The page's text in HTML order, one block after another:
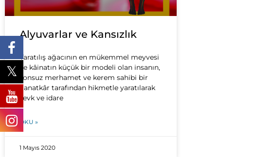
Alyuvarlar ve Kansızlık
Yaratılış ağacının en mükemmel meyvesi
ve kâinatın küçük bir modeli olan insanın,
sonsuz merhamet ve kerem sahibi bir
Sanatkâr tarafından hikmetle yaratılarak
sevk ve idare
OKU »
1 Mayıs 2020